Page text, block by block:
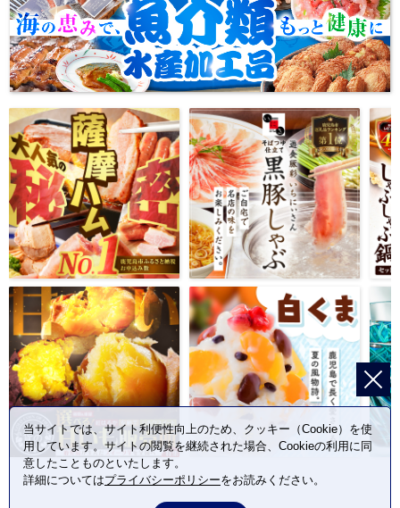
当サイトでは、サイト利便性向上のため、クッキー（Cookie）を使
用しています。サイトの閲覧を継続された場合、Cookieの利用に同
意したことものといたします。
詳細についてはプライバシーポリシーをお読みください。